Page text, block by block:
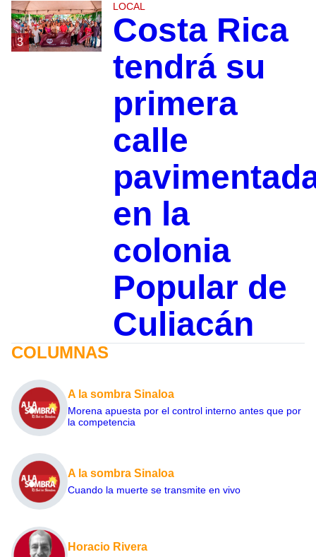
3
LOCAL
Costa Rica
tendrá su
primera
calle
en la
colonia
Popular de
Culiacán
COLUMNAS
A la sombra Sinaloa
Morena apuesta por el control interno antes que por
la competencia
A la sombra Sinaloa
Cuando la muerte se transmite en vivo
Horacio Rivera